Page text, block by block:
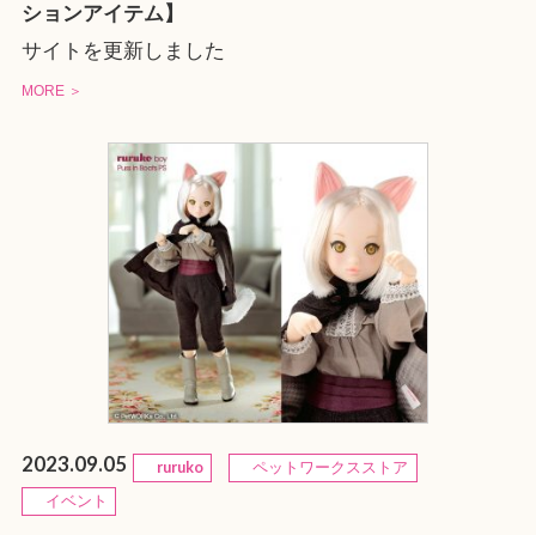
ションアイテム】
サイトを更新しました
MORE ＞
2023.09.05 ruruko
ペットワークスストア
イベント